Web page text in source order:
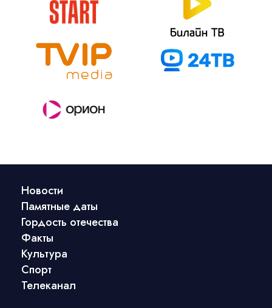
Новости
Памятные даты
Гордость отечества
Факты
Культура
Спорт
Телеканал